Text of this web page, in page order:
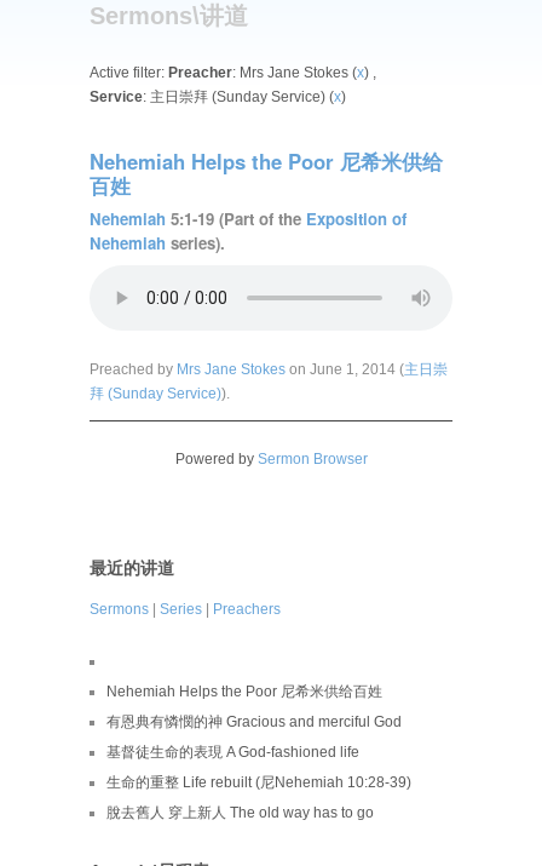
Sermons\讲道
Active filter: Preacher: Mrs Jane Stokes (x) ,
Service: 主日崇拜 (Sunday Service) (x)
Nehemiah Helps the Poor 尼希米供给
百姓
Nehemiah 5:1-19 (Part of the Exposition of
Nehemiah series).
Preached by Mrs Jane Stokes on June 1, 2014 (主日崇
拜 (Sunday Service)).
Powered by Sermon Browser
最近的讲道
Sermons | Series | Preachers
Nehemiah Helps the Poor 尼希米供给百姓
有恩典有憐憫的神 Gracious and merciful God
基督徒生命的表現 A God-fashioned life
生命的重整 Life rebuilt (尼Nehemiah 10:28-39)
脫去舊人 穿上新人 The old way has to go